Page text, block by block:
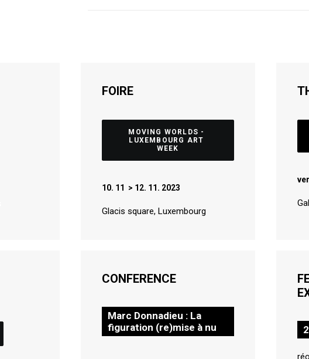
FOIRE
MOVING WORLDS -
LUXEMBOURG ART
WEEK
10. 11 > 12. 11. 2023
Glacis square, Luxembourg
CONFERENCE
Marc Donnadieu : La
figuration (re)mise à nu